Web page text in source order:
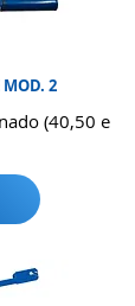
MOD. 2
(40,50 e